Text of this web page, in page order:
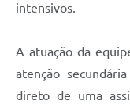
intensivos.
A atuação da
atenção
direto de uma